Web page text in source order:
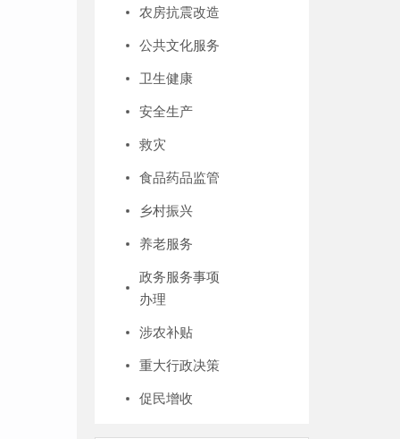
农房抗震改造
公共文化服务
卫生健康
安全生产
救灾
食品药品监管
乡村振兴
养老服务
政务服务事项
办理
涉农补贴
重大行政决策
促民增收